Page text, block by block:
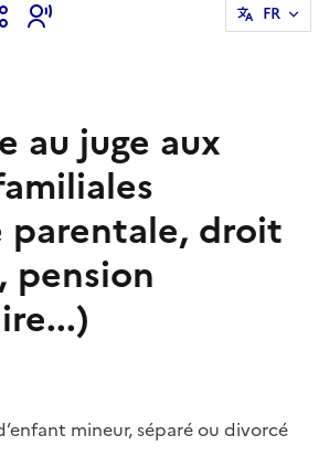
FR
au juge aux
droit
pension
mineur, séparé ou divorcé